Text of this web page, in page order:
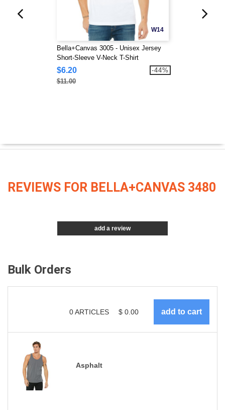
W14
Bella+Canvas 3005 - Unisex Jersey
Short-Sleeve V-Neck T-Shirt
$6.20
$11.00
-44%
REVIEWS FOR BELLA+CANVAS 3480
add a review
Bulk Orders
0ARTICLES $ 0.00
Asphalt